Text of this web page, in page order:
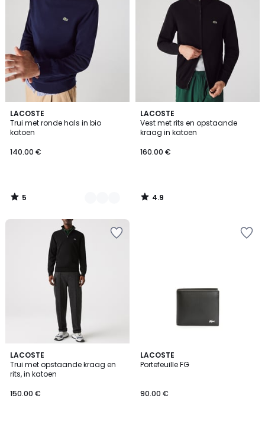
LACOSTE
Trui met ronde hals in bio
katoen
140.00 €
5
/
5
3
Kleuren
5
/
LACOSTE
Vest met rits en opstaande
kraag in katoen
160.00 €
4.9
/ 5
4.9
/
LACOSTE
Trui met opstaande kraag en
rits, in katoen
150.00 €
2
Kleuren
LACOSTE
Portefeuille FG
90.00 €
5
/